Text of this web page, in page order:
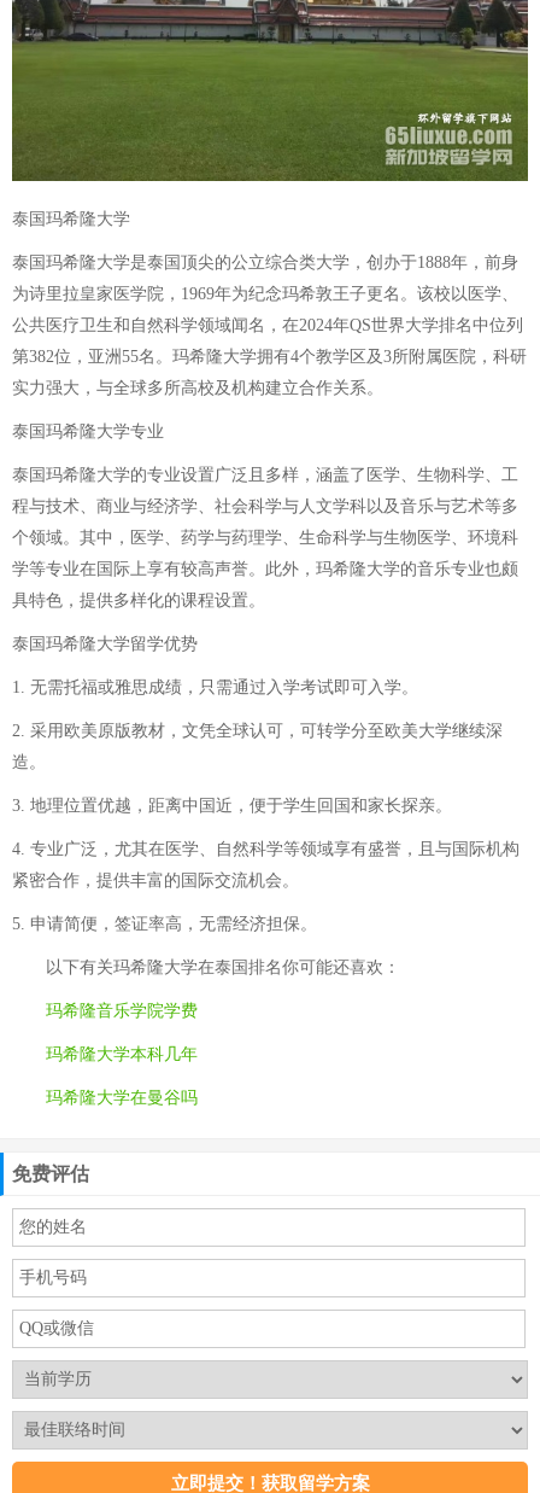
泰国玛希隆大学
泰国玛希隆大学是泰国顶尖的公立综合类大学，创办于1888年，前身
为诗里拉皇家医学院，1969年为纪念玛希敦王子更名。该校以医学、
公共医疗卫生和自然科学领域闻名，在2024年QS世界大学排名中位列
第382位，亚洲55名。玛希隆大学拥有4个教学区及3所附属医院，科研
实力强大，与全球多所高校及机构建立合作关系。
泰国玛希隆大学专业
泰国玛希隆大学的专业设置广泛且多样，涵盖了医学、生物科学、工
程与技术、商业与经济学、社会科学与人文学科以及音乐与艺术等多
个领域。其中，医学、药学与药理学、生命科学与生物医学、环境科
学等专业在国际上享有较高声誉。此外，玛希隆大学的音乐专业也颇
具特色，提供多样化的课程设置。
泰国玛希隆大学留学优势
1. 无需托福或雅思成绩，只需通过入学考试即可入学。
2. 采用欧美原版教材，文凭全球认可，可转学分至欧美大学继续深
造。
3. 地理位置优越，距离中国近，便于学生回国和家长探亲。
4. 专业广泛，尤其在医学、自然科学等领域享有盛誉，且与国际机构
紧密合作，提供丰富的国际交流机会。
5. 申请简便，签证率高，无需经济担保。
以下有关玛希隆大学在泰国排名你可能还喜欢：
玛希隆音乐学院学费
玛希隆大学本科几年
玛希隆大学在曼谷吗
免费评估